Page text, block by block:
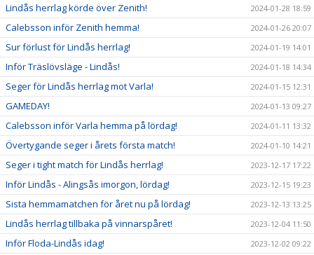
Lindås herrlag körde över Zenith! 2024-01-28 18:59
Calebsson inför Zenith hemma! 2024-01-26 20:07
Sur förlust för Lindås herrlag! 2024-01-19 14:01
Inför Träslövsläge - Lindås! 2024-01-18 14:34
Seger för Lindås herrlag mot Varla! 2024-01-15 12:31
GAMEDAY! 2024-01-13 09:27
Calebsson inför Varla hemma på lördag! 2024-01-11 13:32
Övertygande seger i årets första match! 2024-01-10 14:21
Seger i tight match för Lindås herrlag! 2023-12-17 17:22
Inför Lindås - Alingsås imorgon, lördag! 2023-12-15 19:23
Sista hemmamatchen för året nu på lördag! 2023-12-13 13:25
Lindås herrlag tillbaka på vinnarspåret! 2023-12-04 11:50
Inför Floda-Lindås idag! 2023-12-02 09:22